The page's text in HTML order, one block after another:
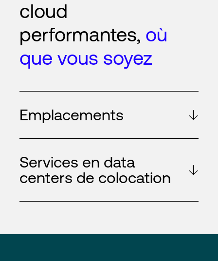
cloud
performantes, où
que vous soyez
Emplacements
Services en data
centers de colocation